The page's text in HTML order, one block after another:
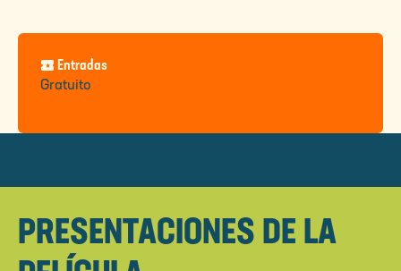
local_activity Entradas
Gratuito
PRESENTACIONES DE LA